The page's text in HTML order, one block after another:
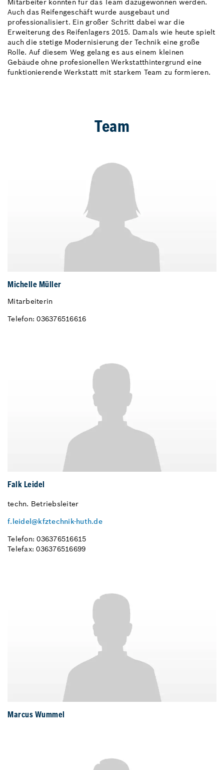
Mitarbeiter konnten für das Team dazugewonnen werden.
Auch das Reifengeschäft wurde ausgebaut und
professionalisiert. Ein großer Schritt dabei war die
Erweiterung des Reifenlagers 2015. Damals wie heute spielt
auch die stetige Modernisierung der Technik eine große
Rolle. Auf diesem Weg gelang es aus einem kleinen
Gebäude ohne profesionellen Werkstatthintergrund eine
funktionierende Werkstatt mit starkem Team zu formieren.
Team
Michelle Müller
Mitarbeiterin
Telefon: 036376516616
Falk Leidel
techn. Betriebsleiter
f.leidel@kfztechnik-huth.de
Telefon: 036376516615
Telefax: 036376516699
Marcus Wummel